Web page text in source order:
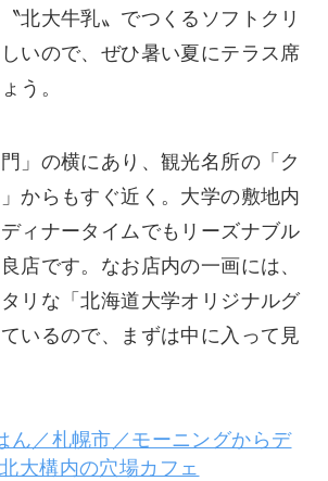
北大牛乳〟でつくるソフトクリ
いので、ぜひ暑い夏にテラス席
う。
」の横にあり、観光名所の「ク
からもすぐ近く。大学の敷地内
ィナータイムでもリーズナブル
店です。なお店内の一画には、
リな「北海道大学オリジナルグ
いるので、まずは中に入って見
ん／札幌市／モーニングからデ
大構内の穴場カフェ